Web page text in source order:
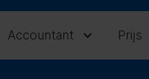
Accountant Prijs